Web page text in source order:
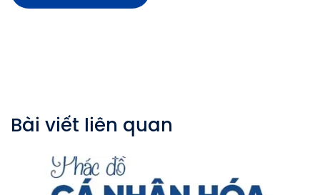
Bài viết liên quan